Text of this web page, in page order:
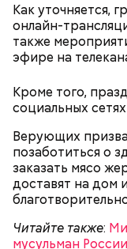
Как уточняется,
онлайн-
также
эфире на
Кроме того,
социальных
Верующих
позаботиться о
заказать мясо
доставят на дом
Читайте также:
мусульман
смерти трех
корыстолюбивым
1 некрупное
1 некрупный
2 корня
салатная